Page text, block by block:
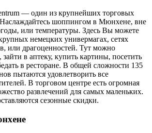
— один из крупнейших торговых
шоппингом в Мюнхене, вне
или температуры. Здесь Вы можете
немецких универмагах, сетях
или драгоценностей. Тут можно
в аптеку, купить картины, посетить
в ресторане. В общей сложности 135
пытаются удовлетворить все
В торговом центре есть огромная
развлечений для самых маленьких.
сезонные скидки.